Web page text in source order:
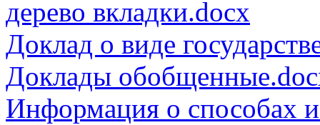
дерево вкладки.docx
Доклад о виде
Доклады
Информация о способах